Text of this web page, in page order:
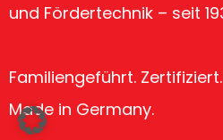
und Fördertechnik – seit
Familiengeführt. Zertifiziert.
Made in Germany.